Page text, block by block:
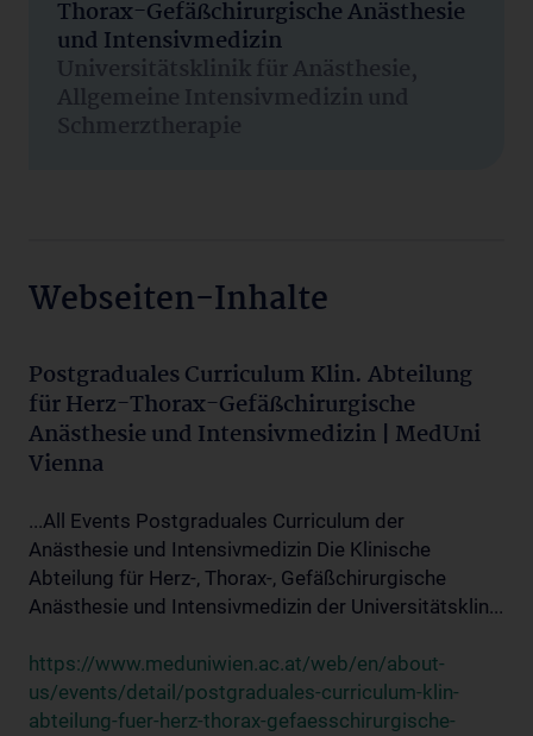
Thorax-Gefäßchirurgische Anästhesie
und Intensivmedizin
Universitätsklinik für Anästhesie,
Allgemeine Intensivmedizin und
Schmerztherapie
Webseiten-Inhalte
Postgraduales Curriculum Klin. Abteilung
für Herz-Thorax-Gefäßchirurgische
Anästhesie und Intensivmedizin | MedUni
Vienna
...All Events Postgraduales Curriculum der
Anästhesie und Intensivmedizin Die Klinische
Abteilung für Herz-, Thorax-, Gefäßchirurgische
Anästhesie und Intensivmedizin der Universitätsklin...
https://www.meduniwien.ac.at/web/en/about-
us/events/detail/postgraduales-curriculum-klin-
abteilung-fuer-herz-thorax-gefaesschirurgische-